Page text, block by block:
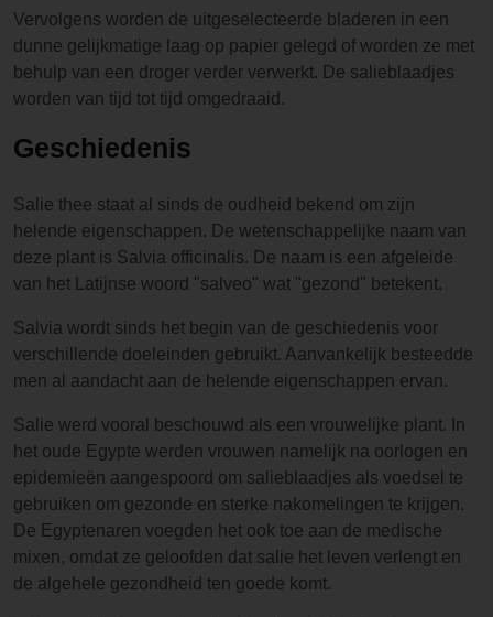
Vervolgens worden de uitgeselecteerde bladeren in een
dunne gelijkmatige laag op papier gelegd of worden ze met
behulp van een droger verder verwerkt. De salieblaadjes
worden van tijd tot tijd omgedraaid.
Geschiedenis
Salie thee staat al sinds de oudheid bekend om zijn
helende eigenschappen. De wetenschappelijke naam van
deze plant is Salvia officinalis. De naam is een afgeleide
van het Latijnse woord "salveo" wat "gezond" betekent.
Salvia wordt sinds het begin van de geschiedenis voor
verschillende doeleinden gebruikt. Aanvankelijk besteedde
men al aandacht aan de helende eigenschappen ervan.
Salie werd vooral beschouwd als een vrouwelijke plant. In
het oude Egypte werden vrouwen namelijk na oorlogen en
epidemieën aangespoord om salieblaadjes als voedsel te
gebruiken om gezonde en sterke nakomelingen te krijgen.
De Egyptenaren voegden het ook toe aan de medische
mixen, omdat ze geloofden dat salie het leven verlengt en
de algehele gezondheid ten goede komt.